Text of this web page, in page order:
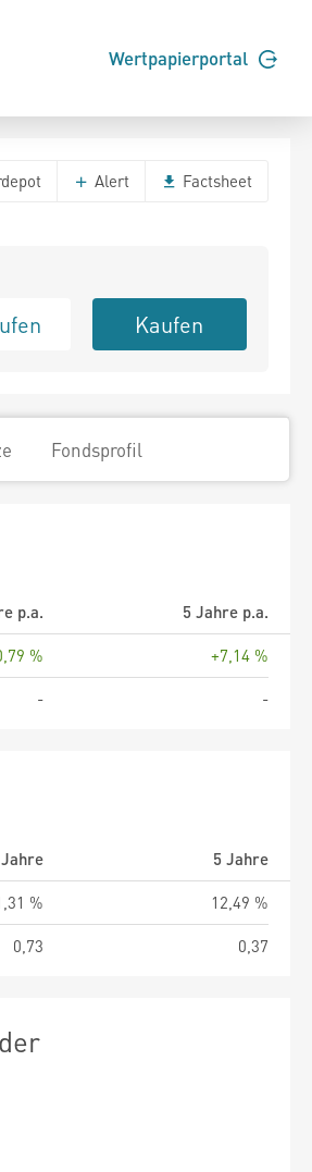
Wertpapierportal
Alert Factsheet
Kaufen
Fondsprofil
p.a.
5 Jahre p.a.
%
+7,14 %
- -
5 Jahre
%
12,49 %
0,73 0,37